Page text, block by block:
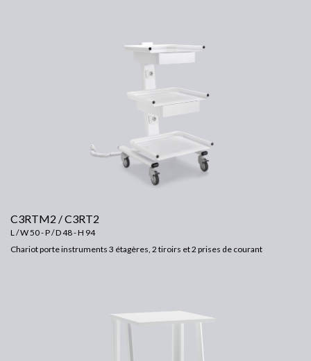
C3RTM2 / C3RT2
L / W 50 - P / D 48 - H 94
Chariot porte instruments 3 étagères, 2 tiroirs et 2 prises de courant